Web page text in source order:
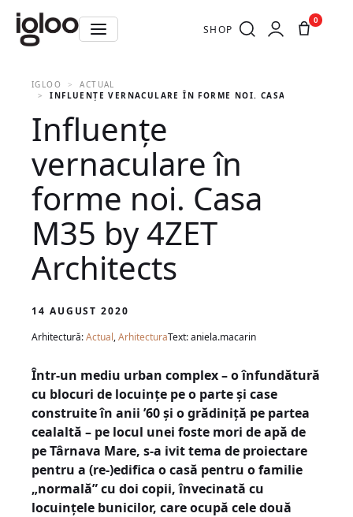
SHOP
0
IGLOO
ACTUAL
INFLUENŢE VERNACULARE ÎN FORME NOI. CASA M35 BY 4ZET
Influenţe
vernaculare în
forme noi. Casa
M35 by 4ZET
Architects
14 AUGUST 2020
Arhitectură:Actual,ArhitecturaText: aniela.macarin
Într-un mediu urban complex – o înfundătură
cu blocuri de locuințe pe o parte și case
construite în anii ’60 şi o grădiniță pe partea
cealaltă – pe locul unei foste mori de apă de
pe Târnava Mare, s-a ivit tema de proiectare
pentru a (re-)edifica o casă pentru o familie
„normală” cu doi copii, învecinată cu
locuinţele bunicilor, care ocupă cele două